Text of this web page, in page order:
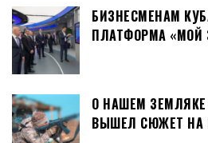
БИЗНЕСМЕНАМ
ПЛАТФОРМА «МОЙ
О НАШЕМ
ВЫШЕЛ СЮЖЕТ НА